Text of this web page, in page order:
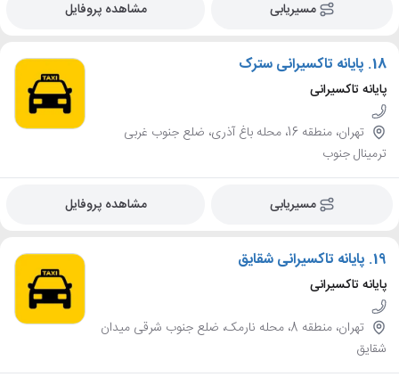
مسیریابی مشاهده پروفایل
18. پایانه تاکسیرانی سترک
پایانه تاکسیرانی
تهران، منطقه 16، محله باغ آذری، ضلع جنوب غربی
ترمینال جنوب
مسیریابی مشاهده پروفایل
19. پایانه تاکسیرانی شقایق
پایانه تاکسیرانی
تهران، منطقه 8، محله نارمک، ضلع جنوب شرقی میدان
شقایق